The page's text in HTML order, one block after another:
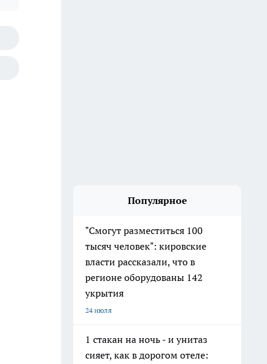
Популярное
"Смогут разместиться 100
тысяч человек": кировские
власти рассказали, что в
регионе оборудованы 142
укрытия
24 июля
1 стакан на ночь - и унитаз
сияет, как в дорогом отеле: